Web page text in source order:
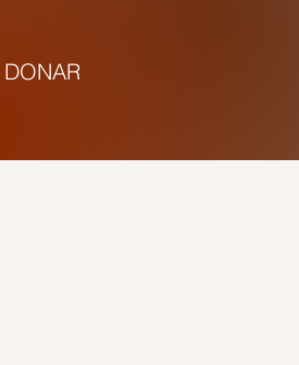
DONAR